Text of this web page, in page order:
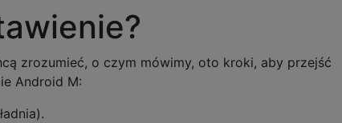
zrozumieć, o czym mówimy, oto kroki, aby przejść
Android M: